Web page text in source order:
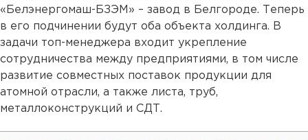
«Белэнергомаш-БЗЭМ» – завод в Белгороде. Теперь
в его подчинении будут оба объекта холдинга. В
задачи топ-менеджера входит укрепление
сотрудничества между предприятиями, в том числе
развитие совместных поставок продукции для
атомной отрасли, а также листа, труб,
металлоконструкций и СДТ.